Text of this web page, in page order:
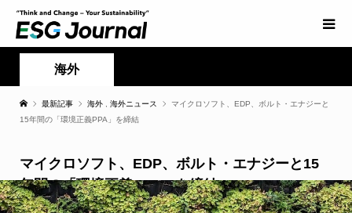
海外
最新記事 海外 海外ニュース
マイクロソフト、EDP、ボルト・エナジーと
15年間の「環境正義PPA」を締結
マイクロソフト、EDP、ボルト・エナジーと15
年間の「環境正義PPA」を締結